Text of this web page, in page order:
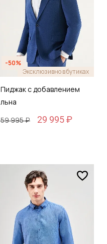
-50%
Эксклюзивно в бутиках
Пиджак с добавлением
льна
59 995 ₽
29 995 ₽